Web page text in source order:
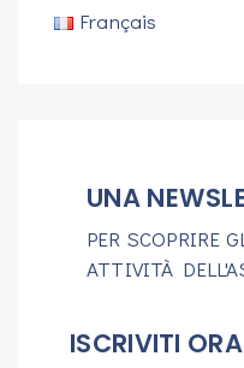
Français
UNA
PER SCOPRIRE
ATTIVITÀ
ISCRIVITI ORA